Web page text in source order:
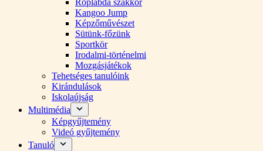
Röplabda szakkör
Kangoo Jump
Képzőművészet
Sütünk-főzünk
Sportkör
Irodalmi-történelmi
Mozgásjátékok
Tehetséges tanulóink
Kirándulások
Iskolaújság
Multimédia
Képgyűjtemény
Videó gyűjtemény
Tanuló